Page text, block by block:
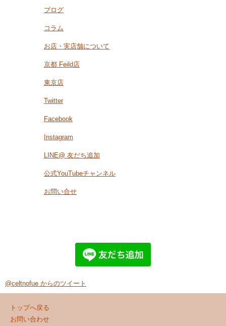
ブログ
コラム
お店・実店舗について
京都 Feild店
東京店
Twitter
Facebook
Instagram
LINE@ 友だち追加
公式YouTubeチャンネル
お問い合せ
@celtnofue からのツイート
トップへ戻る
お問い合わせ